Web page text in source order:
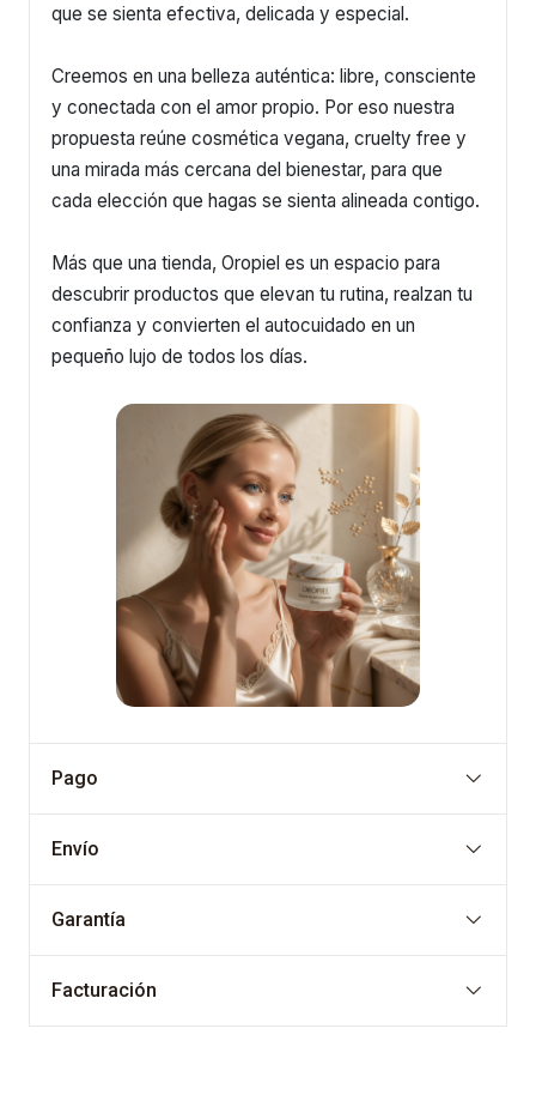
que se sienta efectiva, delicada y especial.
Creemos en una belleza auténtica: libre, consciente
y conectada con el amor propio. Por eso nuestra
propuesta reúne cosmética vegana, cruelty free y
una mirada más cercana del bienestar, para que
cada elección que hagas se sienta alineada contigo.
Más que una tienda, Oropiel es un espacio para
descubrir productos que elevan tu rutina, realzan tu
confianza y convierten el autocuidado en un
pequeño lujo de todos los días.
Pago
Envío
Garantía
Facturación